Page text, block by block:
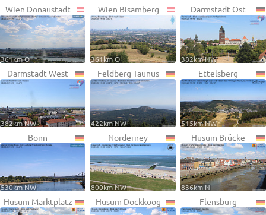
Wien Donaustadt
361km O
Wien Bisamberg
361km O
Darmstadt Ost
382km NW
Darmstadt West
382km NW
Feldberg Taunus
422km NW
Ettelsberg
515km NW
Bonn
530km NW
Norderney
800km NW
Husum Brücke
836km N
Husum Marktplatz Husum Dockkoog Flensburg